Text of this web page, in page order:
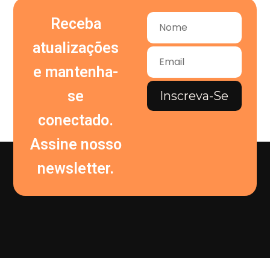
Receba
atualizações
e mantenha-
se
conectado.
Assine nosso
newsletter.
Inscreva-Se